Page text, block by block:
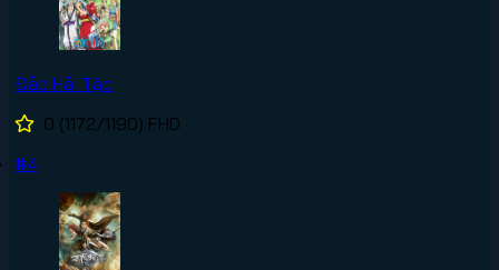
Đảo Hải Tặc
0 (1172/1190) FHD
#4